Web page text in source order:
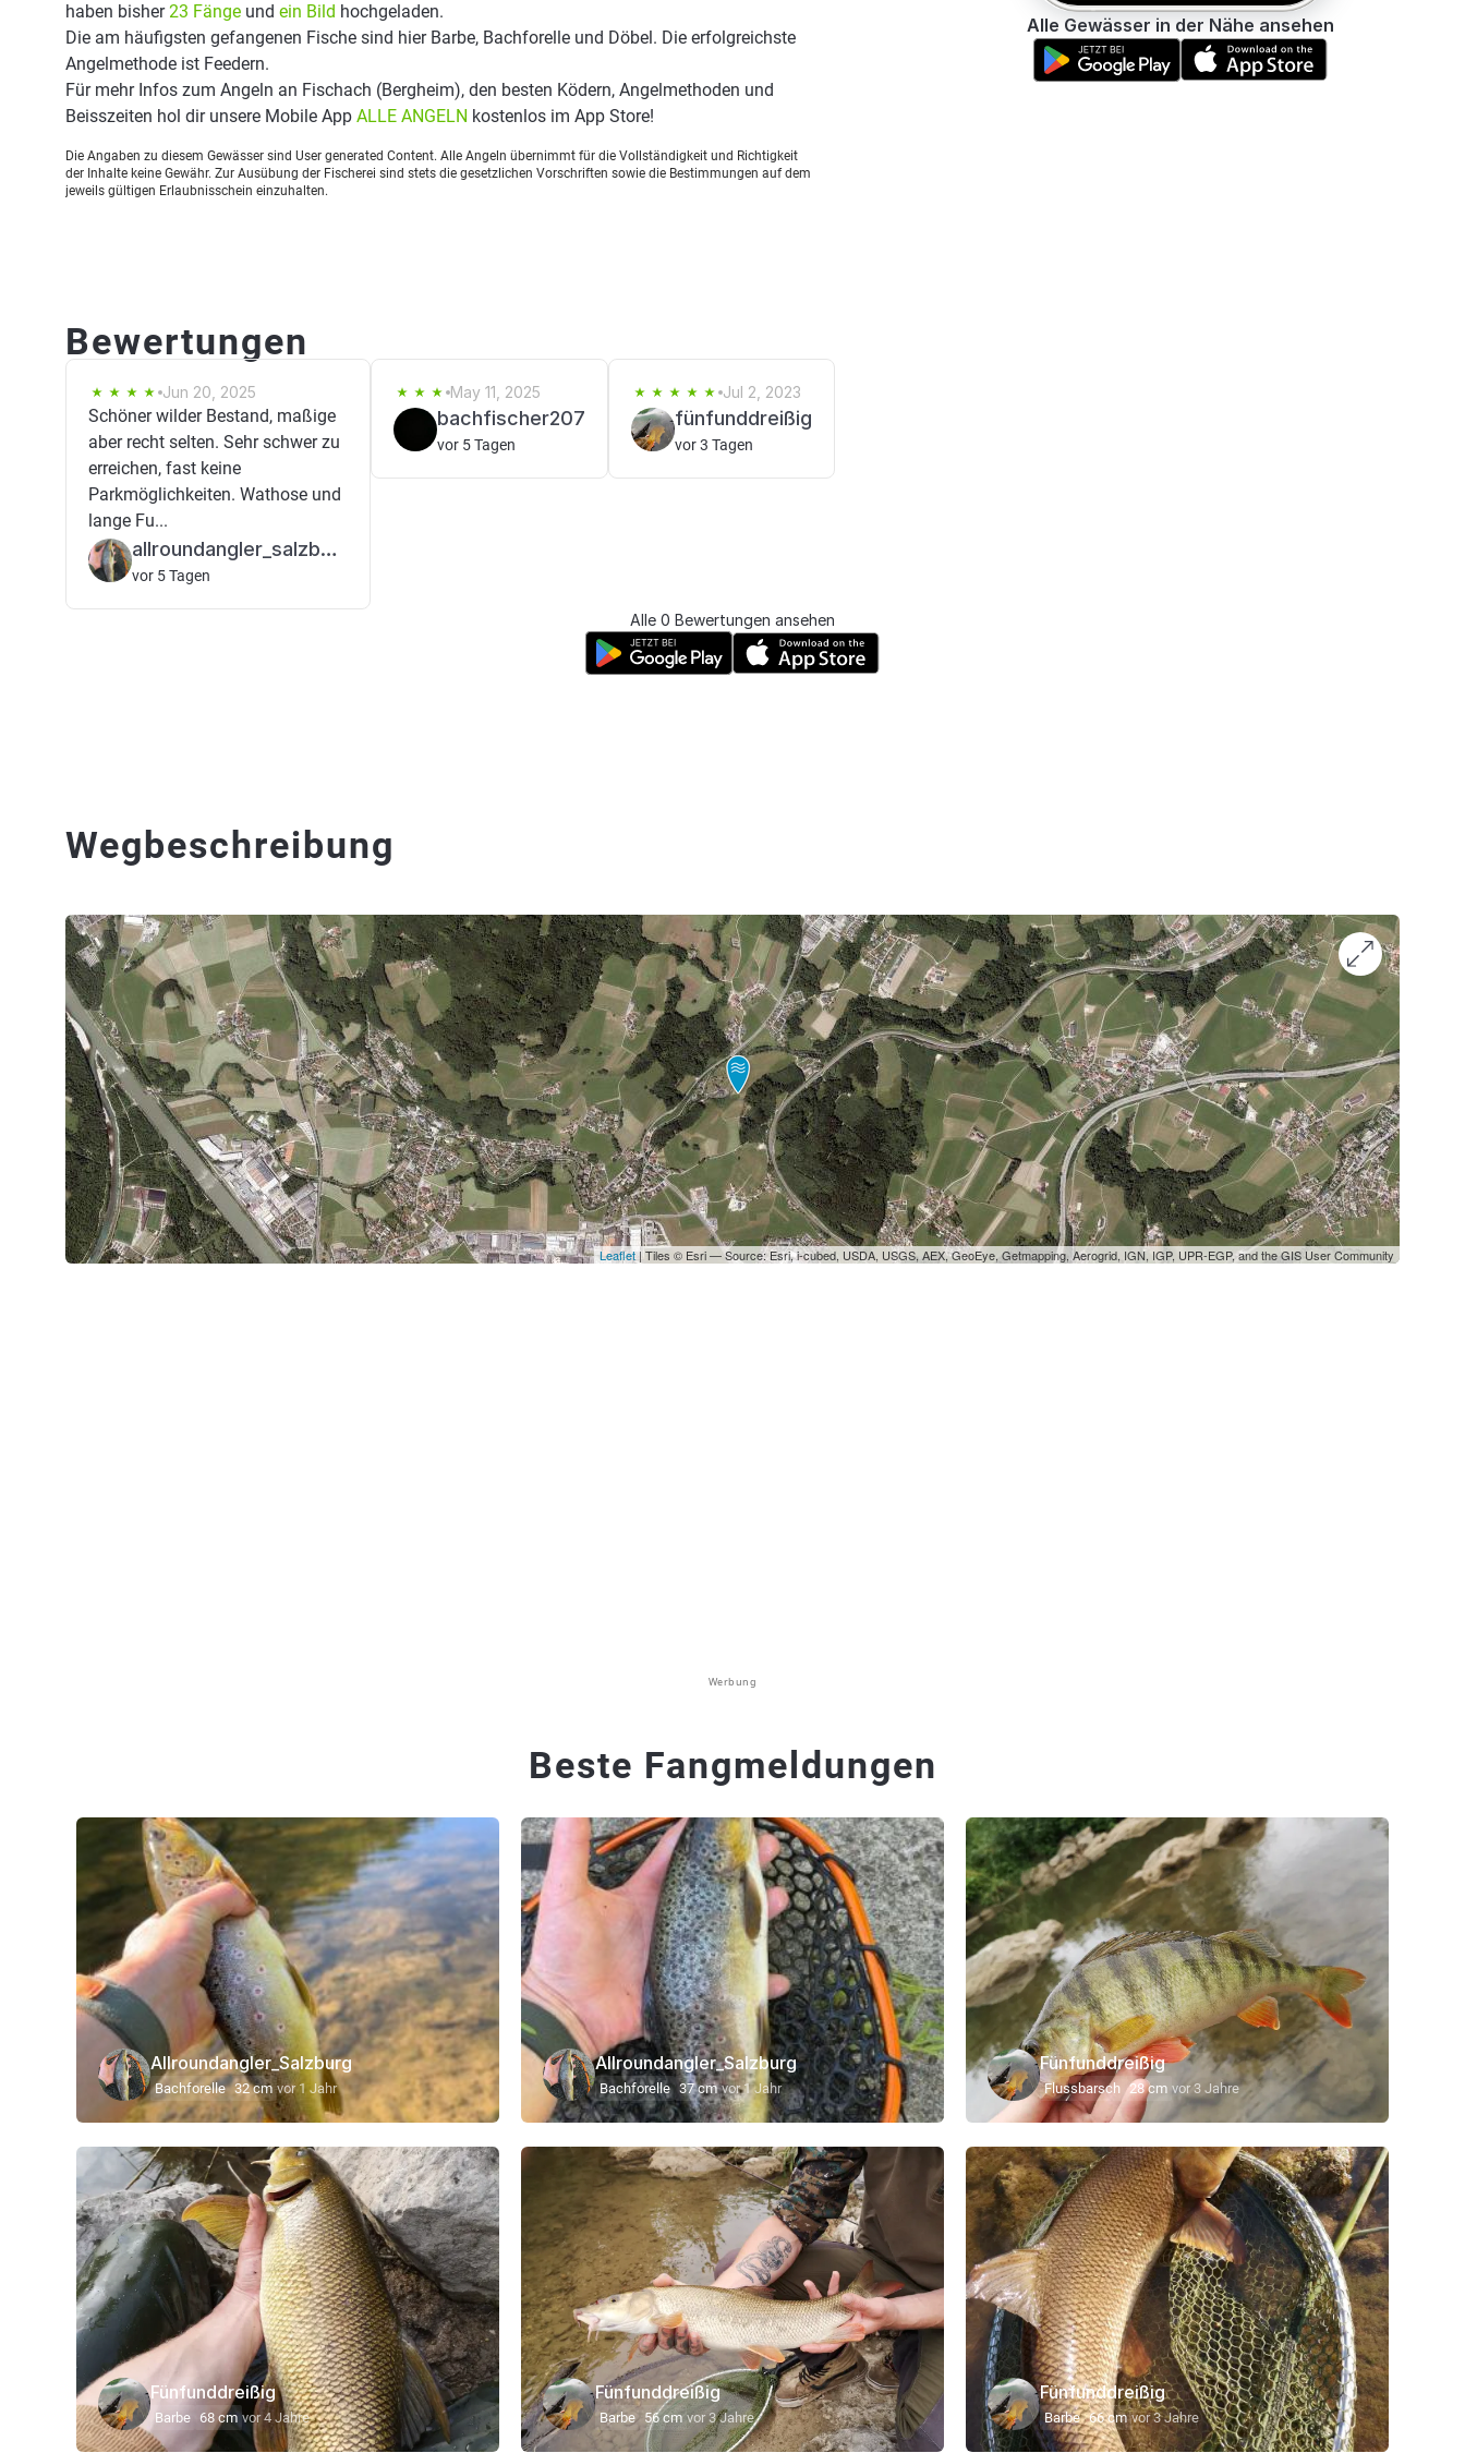
haben bisher23 Fänge und ein Bild hochgeladen.
Die am häufigsten gefangenen Fische sind hier Barbe, Bachforelle und Döbel. Die erfolgreichste
Angelmethode ist Feedern.
Für mehr Infos zum Angeln an Fischach (Bergheim), den besten Ködern, Angelmethoden und
Beisszeiten hol dir unsere Mobile App ALLE ANGELN kostenlos im App Store!
Die Angaben zu diesem Gewässer sind User generated Content. Alle Angeln übernimmt für die Vollständigkeit und Richtigkeit
der Inhalte keine Gewähr. Zur Ausübung der Fischerei sind stets die gesetzlichen Vorschriften sowie die Bestimmungen auf dem
jeweils gültigen Erlaubnisschein einzuhalten.
Alle Gewässer in der Nähe ansehen
Bewertungen
Jun 20, 2025
Schöner wilder Bestand, maßige
aber recht selten. Sehr schwer zu
erreichen, fast keine
Parkmöglichkeiten. Wathose und
lange Fu...
allroundangler_salzburg
vor 5 Tagen
May 11, 2025
bachfischer207
vor 5 Tagen
Jul 2, 2023
fünfunddreißig
vor 3 Tagen
Alle 0 Bewertungen ansehen
Wegbeschreibung
Leaflet| Tiles © Esri — Source: Esri, i-cubed, USDA, USGS, AEX, GeoEye, Getmapping, Aerogrid, IGN, IGP, UPR-EGP, and the GIS User Community
Werbung
Beste Fangmeldungen
Allroundangler_Salzburg
Bachforelle 32 cm vor 1 Jahr
Allroundangler_Salzburg
Bachforelle 37 cm vor 1 Jahr
Fünfunddreißig
Flussbarsch 28 cm vor 3 Jahre
Fünfunddreißig
Barbe 68 cm vor 4 Jahre
Fünfunddreißig
Barbe 56 cm vor 3 Jahre
Fünfunddreißig
Barbe 66 cm vor 3 Jahre